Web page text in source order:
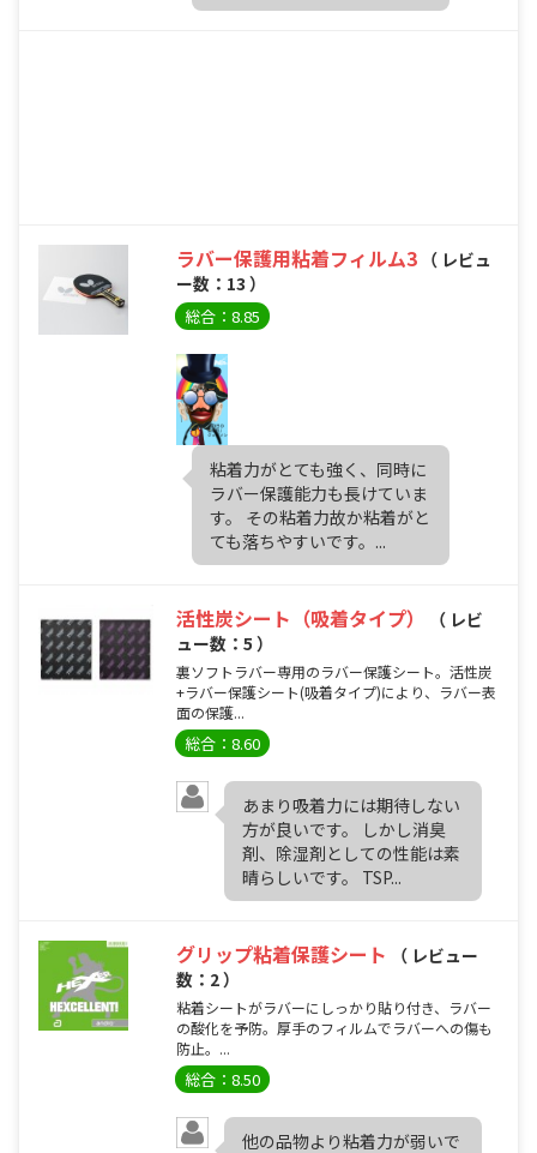
ラバー保護用粘着フィルム3 （ レビュ
ー数：13 ）
総合：8.85
粘着力がとても強く、同時に
ラバー保護能力も長けていま
す。 その粘着力故か粘着がと
ても落ちやすいです。...
活性炭シート（吸着タイプ）
（ レビ
ュー数：5 ）
裏ソフトラバー専用のラバー保護シート。活性炭
+ラバー保護シート(吸着タイプ)により、ラバー表
面の保護...
総合：8.60
あまり吸着力には期待しない
方が良いです。 しかし消臭
剤、除湿剤としての性能は素
晴らしいです。 TSP...
グリップ粘着保護シート
（ レビュー
数：2 ）
粘着シートがラバーにしっかり貼り付き、ラバー
の酸化を予防。厚手のフィルムでラバーへの傷も
防止。...
総合：8.50
他の品物より粘着力が弱いで